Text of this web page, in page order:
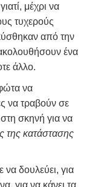
μέχρι να
τυχερούς
από την
ένα
άλλο.
να
να τραβούν σε
σκηνή για να
της κατάστασης
δουλεύει, για
για να κάνει τα